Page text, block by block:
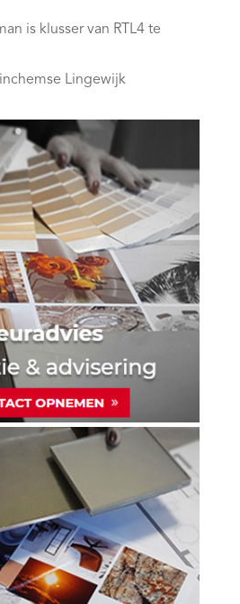
is klusser van RTL4 te
Lingewijk